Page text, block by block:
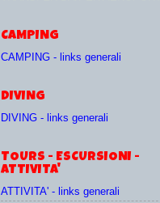
CAMPING
CAMPING - links generali
DIVING
DIVING - links generali
TOURS - ESCURSIONI -
ATTIVITA'
ATTIVITA' - links generali